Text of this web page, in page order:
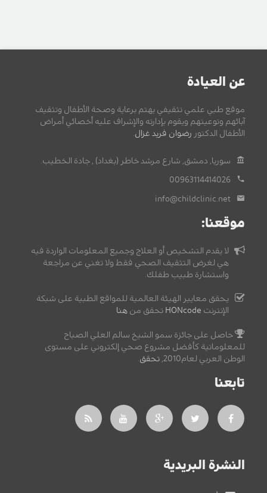
عن العيادة
موقع طبي علمي تثقيفي يهتم برعاية وصحة الأطفال وتثقيف
آبائهم وتوعيتهم ويقوم بإدارته والإشراف عليه أخصائي أمراض
الأطفال الدكتور رضوان فريد غزال
سوريا, دمشق, شارع مرشد خاطر (بغداد) , جادة الخطيب.
00963114414026
info@childclinic.net
موقعنا:
لا يقدم التشخيص أو العلاج وجميع المعلومات الواردة فيه
هي لغرض التثقيف الصحي فقط ولا تغني عن مراجعة
واستشارة طبيب طفلك.
يحقق معايير الهيئة العالمية للمواقع الطبية على شبكة
الإنترنت HONcode تحقق من هنا
حاصل على جائزة سمو الشيخ سالم العلي الصباح
للمعلوماتية كأفضل مشروع صحي إلكتروني على مستوى
الوطن العربي لعام2010,
تحقق
تابعنا
النشرة البريدية